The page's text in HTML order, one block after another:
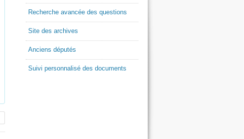
Recherche avancée des questions
Site des archives
Anciens députés
Suivi personnalisé des documents